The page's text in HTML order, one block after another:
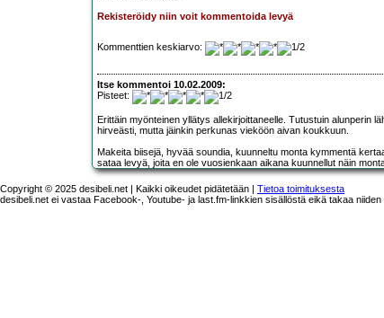
Rekisteröidy niin voit kommentoida levyä
Kommenttien keskiarvo:
Itse kommentoi 10.02.2009:
Pisteet:
Erittäin myönteinen yllätys allekirjoittaneelle. Tutustuin alunperin
hirveästi, mutta jäinkin perkunas vieköön aivan koukkuun.
Makeita biisejä, hyvää soundia, kuunneltu monta kymmentä
sataa levyä, joita en ole vuosienkaan aikana kuunnellut näin
Copyright © 2025 desibeli.net | Kaikki oikeudet pidätetään | Tietoa toimituksesta
desibeli.net ei vastaa Facebook-, Youtube- ja last.fm-linkkien sisällöstä eikä takaa